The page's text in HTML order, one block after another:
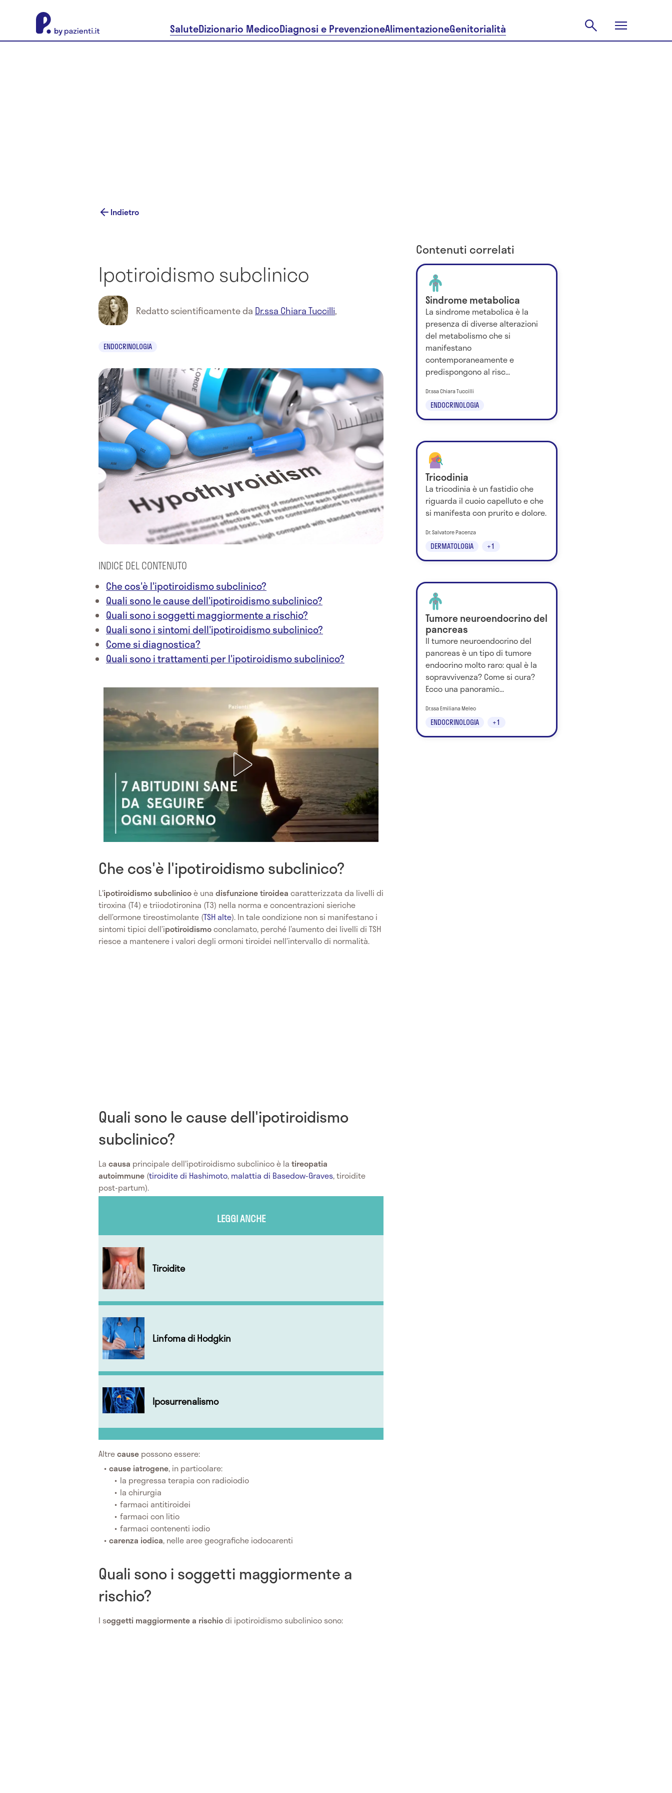
SaluteDizionario MedicoDiagnosi e PrevenzioneAlimentazioneGenitorialità
Indietro
Ipotiroidismo subclinico
Redatto scientificamente da Dr.ssa Chiara Tuccilli,
ENDOCRINOLOGIA
INDICE DEL CONTENUTO
Che cos'è l'ipotiroidismo subclinico?
Quali sono le cause dell'ipotiroidismo subclinico?
Quali sono i soggetti maggiormente a rischio?
Quali sono i sintomi dell'ipotiroidismo subclinico?
Come si diagnostica?
Quali sono i trattamenti per l'ipotiroidismo subclinico?
Che cos'è l'ipotiroidismo subclinico?
L'ipotiroidismo subclinicoè una disfunzione tiroidea caratterizzata da livelli di
tiroxina (T4) e triiodotironina (T3) nella norma e concentrazioni sieriche
dell’ormone tireostimolante (TSH alte). In tale condizione non si manifestano i
sintomi tipici dell’ipotiroidismoconclamato, perché l’aumento dei livelli di TSH
riesce a mantenere i valori degli ormoni tiroidei nell’intervallo di normalità.
Quali sono le cause dell'ipotiroidismo
subclinico?
La causa principale dell'ipotiroidismo subclinico è la tireopatia
autoimmune (tiroidite di Hashimoto, malattia di Basedow-Graves, tiroidite
post-partum).
LEGGI ANCHE
Tiroidite
Linfoma di Hodgkin
Iposurrenalismo
Altrecause possono essere:
cause iatrogene, in particolare:
la pregressa terapia con radioiodio
la chirurgia
farmaci antitiroidei
farmaci con litio
farmaci contenenti iodio
carenza iodica, nelle aree geografiche iodocarenti
Quali sono i soggetti maggiormente a
rischio?
I soggetti maggiormente a rischiodi ipotiroidismo subclinico sono:
Contenuti correlati
Sindrome metabolica
La sindrome metabolica è la
presenza di diverse alterazioni
del metabolismo che si
manifestano
contemporaneamente e
predispongono al risc...
ENDOCRINOLOGIA
Dr.ssa Chiara Tuccilli
Tricodinia
La tricodinia è un fastidio che
riguarda il cuoio capelluto e che
si manifesta con prurito e dolore.
DERMATOLOGIA +1
Dr. Salvatore Pacenza
Tumore neuroendocrino del
pancreas
Il tumore neuroendocrino del
pancreas è un tipo di tumore
endocrino molto raro: qual è la
sopravvivenza? Come si cura?
Ecco una panoramic...
ENDOCRINOLOGIA +1
Dr.ssa Emiliana Meleo